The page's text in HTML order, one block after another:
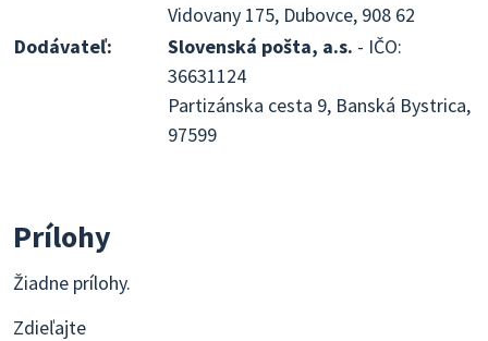
Vidovany 175, Dubovce, 908 62
Dodávateľ:
Slovenská pošta, a.s. - IČO:
36631124
Partizánska cesta 9, Banská Bystrica,
97599
Prílohy
Žiadne prílohy.
Zdieľajte